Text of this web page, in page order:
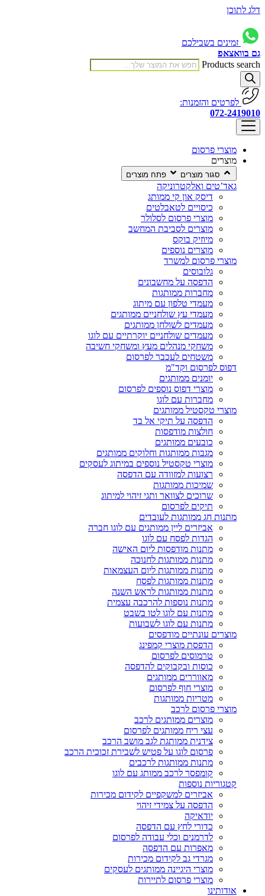
דלג לתוכן
זמינים בשבילכם
גם בוואצאפ
Products search
לפרטים והזמנות:
072-2419010
מוצרי פרסום
מוצרים
סגור מוצרים פתח מוצרים
גאד’טים ואלקטרוניקה
דיסק און קי ממותג
כיסויים לטאבלטים
מוצרי פרסום לסלולר
מוצרים לסביבת המחשב
מיוזיק בוקס
מוצרים נוספים
מוצרי פרסום למשרד
גלובוסים
הדפסה על מחשבונים
מחברות ממותגות
מעמדי טלפון עם מיתוג
מעמדי עץ שולחניים ממותגים
מעמדים לשולחן ממותגים
מעמדים שולחניים יוקרתיים עם לוגו
משחקי מנהלים מעץ ומשחקי חשיבה
משטחים לעכבר לפרסום
דפוס לפרסום וקד"מ
יומנים ממותגים
מוצרי דפוס נוספים לפרסום
מחברות עם לוגו
מוצרי טקסטיל ממותגים
הדפסה על תיקי אל בד
חולצות מודפסות
כובעים ממותגים
מגבות ממותגות וחלוקים ממותגים
מוצרי טקסטיל נוספים במיתוג לעסקים
רצועות למזוודה עם הדפסה
שמיכות ממותגות
שרוכים לצוואר ותגי זיהוי למיתוג
תיקים לפרסום
מתנות חג ממותגות לעובדים
אביזרים ליין ממותגים עם לוגו חברה
הגדות לפסח עם לוגו
מתנות מודפסות ליום האישה
מתנות ממותגות לחנוכה
מתנות ממותגות ליום העצמאות
מתנות ממותגות לפסח
מתנות ממותגות לראש השנה
מתנות נוספות להרכבה עצמית
מתנות עם לוגו לטו בשבט
מתנות עם לוגו לשבועות
מוצרים עונתיים מודפסים
הדפסת מוצרי קמפינג
טרמוסים לפרסום
כוסות ובקבוקים להדפסה
מאווררים ממותגים
מוצרי חוף לפרסום
מטריות ממותגות
מוצרי פרסום לרכב
מוצרים ממותגים לרכב
עצי ריח ממותגים לפרסום
צידנית ממותגת לגב מושב הרכב
פרסום לוגו על פטיש לשבירת זכוכית הרכב
מתנות ממותגות לרכבים
קומפסר לרכב ממותג עם לוגו
קטגוריות נוספות
אביזרים למשקפיים לקידום מכירות
הדפסה על צמידי זיהוי
יודאיקה
כדורי לחץ עם הדפסה
לדרמנים וכלי עבודה לפרסום
מאפרות עם הדפסה
מגרדי גב לקידום מכירות
מוצרי היגיינה ממותגים לעסקים
מוצרי פרסום לתיירות
אודותינו